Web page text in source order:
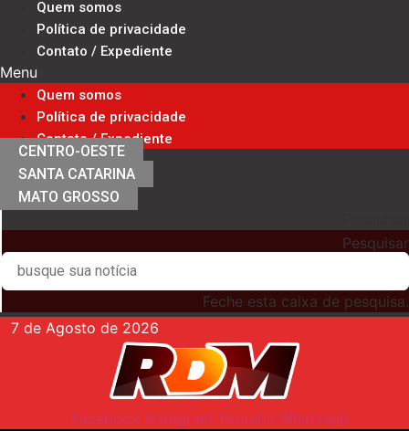
conteúdo
Quem somos
Política de privacidade
Contato / Expediente
Menu
Quem somos
Política de privacidade
Contato / Expediente
CENTRO-OESTE
SANTA CATARINA
MATO GROSSO
Pesquisar
Feche esta caixa de pesquisa.
7 de Agosto de 2026
Facebook Instagram Youtube Whatsapp